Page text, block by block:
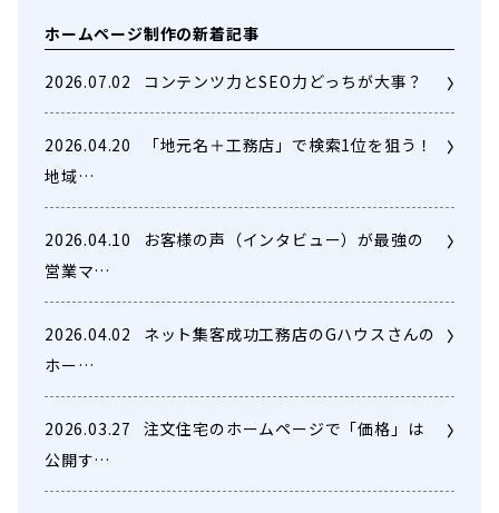
ホームページ制作の新着記事
2026.07.02 コンテンツ力とSEO力どっちが大事？
2026.04.20
「地元名＋工務店」で検索1位を狙う！
地域…
2026.04.10
お客様の声（インタビュー）が最強の
営業マ…
2026.04.02
ネット集客成功工務店のGハウスさんの
ホー…
2026.03.27
注文住宅のホームページで「価格」は
公開す…